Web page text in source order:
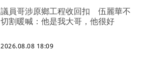
議員哥涉原鄉工程收回扣 伍麗華不
切割暖喊：他是我大哥，他很好
2026.08.08 18:09